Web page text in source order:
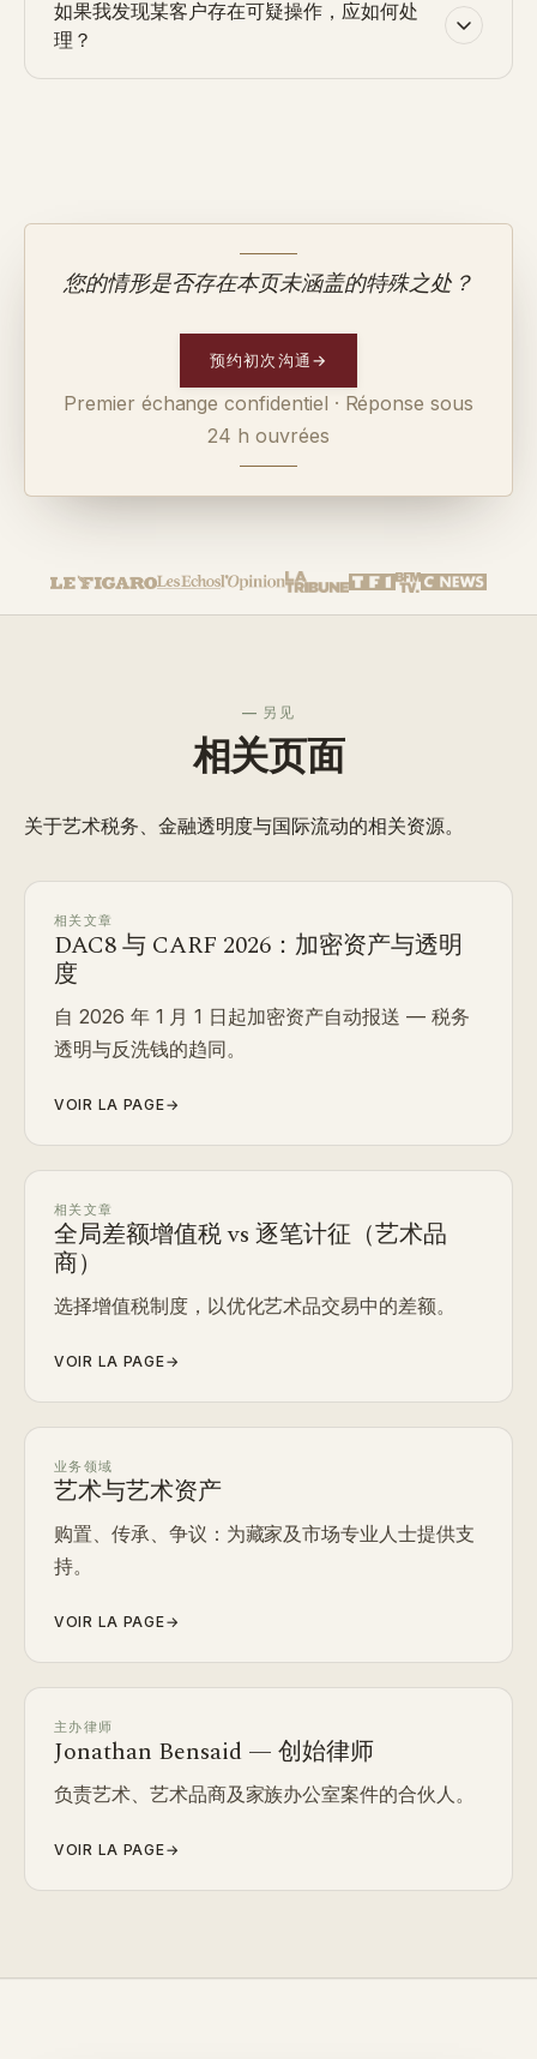
如果我发现某客户存在可疑操作，应如何处
理？
您的情形是否存在本页未涵盖的特殊之处？
预约初次沟通→
Premier échange confidentiel · Réponse sous
24 h ouvrées
— 另见
相关页面
关于艺术税务、金融透明度与国际流动的相关资源。
相关文章
DAC8 与 CARF 2026：加密资产与透明
度
自 2026 年 1 月 1 日起加密资产自动报送 — 税务
透明与反洗钱的趋同。
VOIR LA PAGE→
相关文章
全局差额增值税 vs 逐笔计征（艺术品
商）
选择增值税制度，以优化艺术品交易中的差额。
VOIR LA PAGE→
业务领域
艺术与艺术资产
购置、传承、争议：为藏家及市场专业人士提供支
持。
VOIR LA PAGE→
主办律师
Jonathan Bensaid — 创始律师
负责艺术、艺术品商及家族办公室案件的合伙人。
VOIR LA PAGE→